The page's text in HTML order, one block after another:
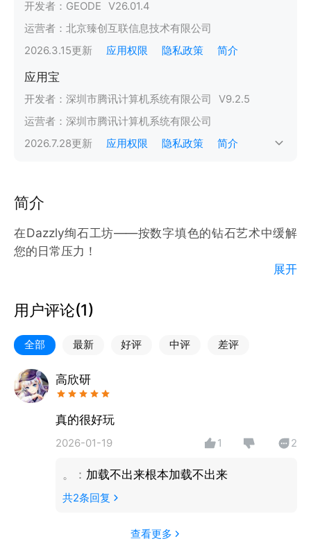
开发者： GEODE V26.01.4
运营者： 北京臻创互联信息技术有限公司
2026.3.15更新 应用权限 隐私政策 简介
应用宝
开发者： 深圳市腾讯计算机系统有限公司 V9.2.5
运营者： 深圳市腾讯计算机系统有限公司
2026.7.28更新 应用权限 隐私政策 简介
简介
在Dazzly绚石工坊——按数字填色的钻石艺术中缓解
您的日常压力！
助您在绘制钻石艺术时放松身心，为您和您的朋友带来
惊喜！立即开始钻石绘画，玩转美丽宝石，让您的每一
天都熠熠生辉。
使用Dazzly，按照数字填色的流程，将真实精选的钻
石、红宝石和蓝宝石与相应的数字匹配，创造出数千幅
美丽的画作，打造您自己的闪亮填色书。
释放您内心的艺术家，体验前所未有的惊人宝石！
与家人和朋友一起享受Dazzly：创造真正闪耀的钻石
艺术作品从未如此简单和有趣！
展开
用户评论(1)
全部 最新 好评 中评 差评
高欣研
真的很好玩
2026-01-19 1 2
。 ： 加载不出来根本加载不出来
共2条回复
查看更多